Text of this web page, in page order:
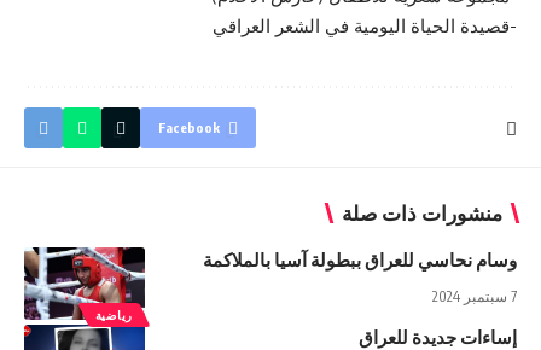
-قصيدة الحياة اليومية في الشعر العراقي
Facebook
منشورات ذات صلة
رياضية
وسام نحاسي للعراق ببطولة آسيا بالملاكمة
7 سبتمبر 2024
إساءات جديدة للعراق